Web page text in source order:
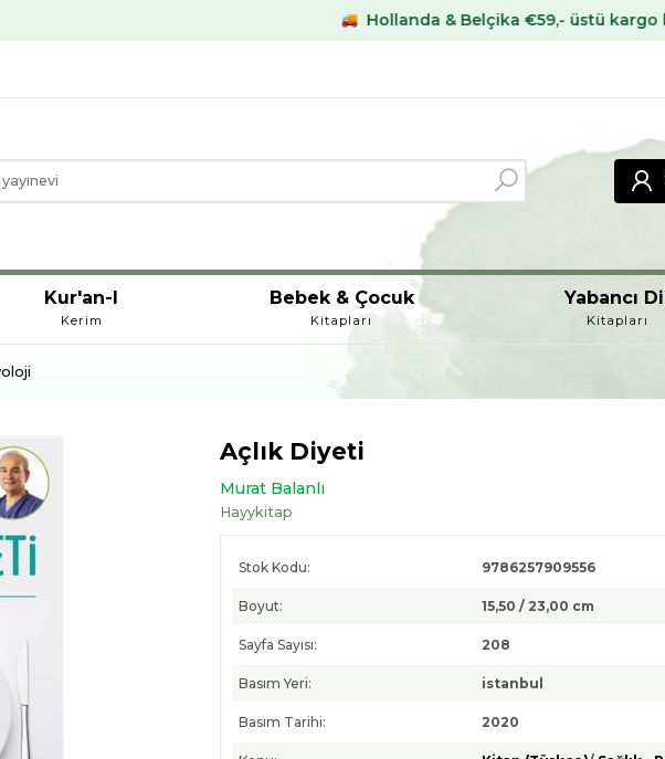
Hollanda & Belçika €59,- üstü kargo bedava
Kur'an-I
Kerim
Bebek & Çocuk
Kitapları
Yabancı
Kitapları
Açlık Diyeti
Murat Balanlı
Hayykitap
Stok Kodu: 9786257909556
Boyut: 15,50 / 23,00 cm
Sayfa Sayısı: 208
Basım Yeri: istanbul
Basım Tarihi: 2020